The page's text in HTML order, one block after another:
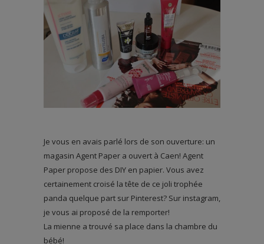
Je vous en avais parlé lors de son ouverture: un
magasin Agent Paper a ouvert à Caen! Agent
Paper propose des DIY en papier. Vous avez
certainement croisé la tête de ce joli trophée
panda quelque part sur Pinterest? Sur instagram,
je vous ai proposé de la remporter!
La mienne a trouvé sa place dans la chambre du
bébé!